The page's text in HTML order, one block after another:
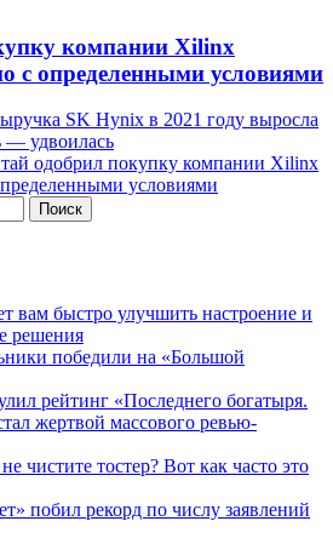
компании Xilinx
с определенными условиями
SK Hynix в 2021 году выросла
— удвоилась
одобрил покупку компании Xilinx
условиями
вам быстро улучшить настроение и
решения
победили на «Большой
рейтинг «Последнего богатыря.
жертвой массового ревью-
чистите тостер? Вот как часто это
побил рекорд по числу заявлений